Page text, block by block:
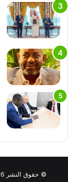
© حقوق النشر 2026، جميع الحقوق محفوظة لموقع أفرو نيوز |